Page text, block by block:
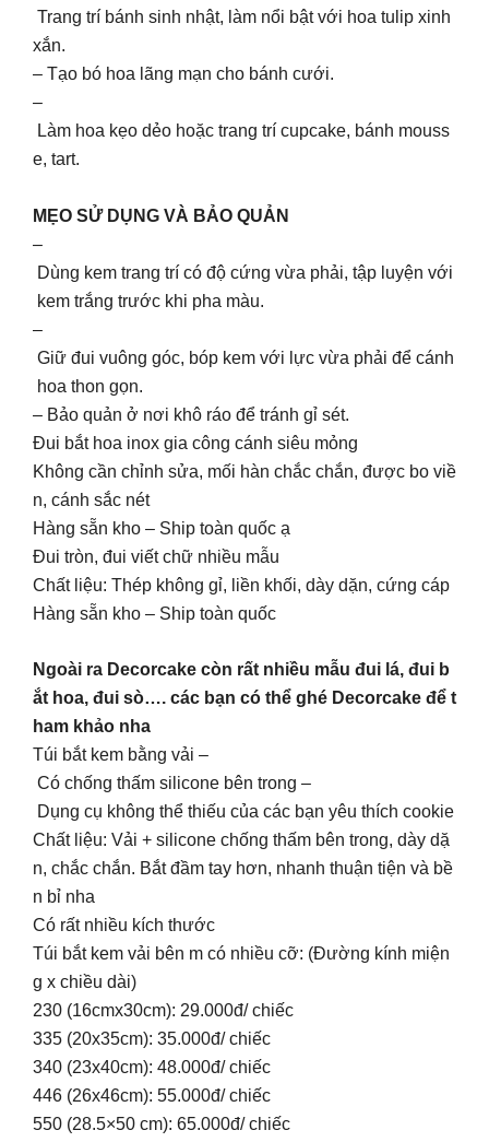
Trang trí bánh sinh nhật, làm nổi bật với hoa tulip xinh
xắn.
– Tạo bó hoa lãng mạn cho bánh cưới.
–
Làm hoa kẹo dẻo hoặc trang trí cupcake, bánh mouss
e, tart.
MẸO SỬ DỤNG VÀ BẢO QUẢN
–
Dùng kem trang trí có độ cứng vừa phải, tập luyện với
kem trắng trước khi pha màu.
–
Giữ đui vuông góc, bóp kem với lực vừa phải để cánh
hoa thon gọn.
– Bảo quản ở nơi khô ráo để tránh gỉ sét.
Đui bắt hoa inox gia công cánh siêu mỏng
Không cần chỉnh sửa, mối hàn chắc chắn, được bo viề
n, cánh sắc nét
Hàng sẵn kho – Ship toàn quốc ạ
Đui tròn, đui viết chữ nhiều mẫu
Chất liệu: Thép không gỉ, liền khối, dày dặn, cứng cáp
Hàng sẵn kho – Ship toàn quốc
Ngoài ra Decorcake còn rất nhiều mẫu đui lá, đui b
ắt hoa, đui sò…. các bạn có thể ghé Decorcake để t
ham khảo nha
Túi bắt kem bằng vải –
Có chống thấm silicone bên trong –
Dụng cụ không thể thiếu của các bạn yêu thích cookie
Chất liệu: Vải + silicone chống thấm bên trong, dày dặ
n, chắc chắn. Bắt đầm tay hơn, nhanh thuận tiện và bề
n bỉ nha
Có rất nhiều kích thước
Túi bắt kem vải bên m có nhiều cỡ: (Đường kính miện
g x chiều dài)
230 (16cmx30cm): 29.000đ/ chiếc
335 (20x35cm): 35.000đ/ chiếc
340 (23x40cm): 48.000đ/ chiếc
446 (26x46cm): 55.000đ/ chiếc
550 (28.5×50 cm): 65.000đ/ chiếc